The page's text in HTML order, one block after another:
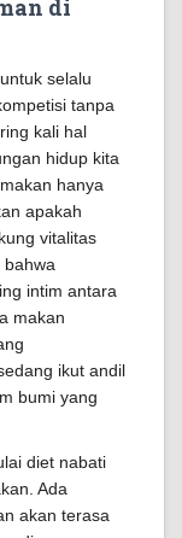
di
selalu
tanpa
kali hal
hidup kita
hanya
apakah
vitalitas
bahwa
intim antara
makan
ikut andil
bumi yang
diet nabati
Ada
akan terasa